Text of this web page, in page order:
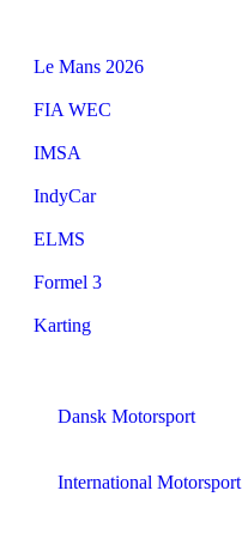
Le Mans 2026
FIA WEC
IMSA
IndyCar
ELMS
Formel 3
Karting
Dansk Motorsport
International Motorsport